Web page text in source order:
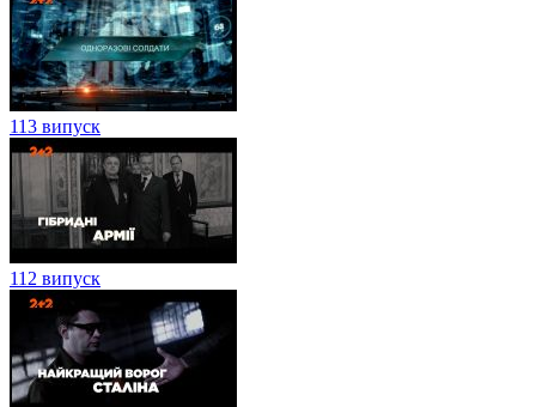
113 випуск
112 випуск